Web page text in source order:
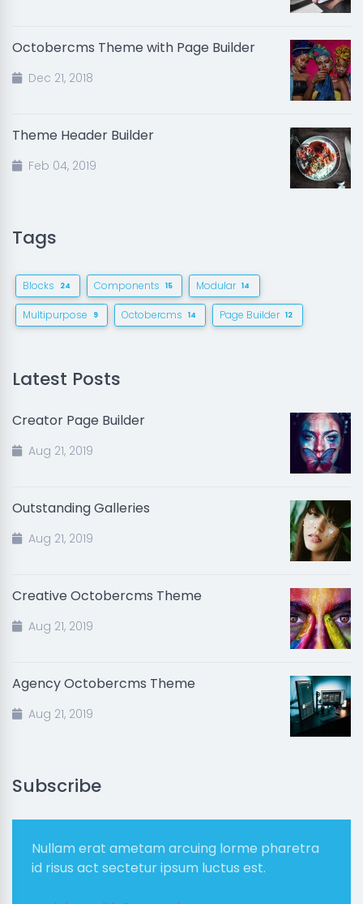
Octobercms Theme with Page Builder
Dec 21, 2018
Theme Header Builder
Feb 04, 2019
Tags
Blocks 24 Components 15 Modular 14
Multipurpose 9 Octobercms 14 Page Builder 12
Latest Posts
Creator Page Builder
Aug 21, 2019
Outstanding Galleries
Aug 21, 2019
Creative Octobercms Theme
Aug 21, 2019
Agency Octobercms Theme
Aug 21, 2019
Subscribe
Nullam erat ametam arcuing lorme pharetra
id risus act sectetur ipsum luctus est.